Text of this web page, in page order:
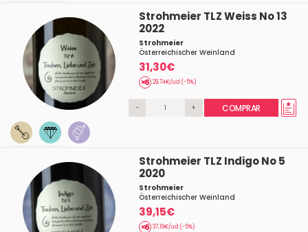
Strohmeier TLZ Weiss No 13
2022
Strohmeier
Österreichischer Weinland
31,30€
29,74€/ud (-5%)
- + COMPRAR
Strohmeier TLZ Indigo No 5
2020
Strohmeier
Österreichischer Weinland
39,15€
37,19€/ud (-5%)